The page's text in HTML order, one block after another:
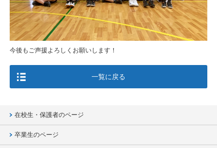
今後もご声援よろしくお願いします！
一覧に戻る
在校生・保護者のページ
卒業生のページ